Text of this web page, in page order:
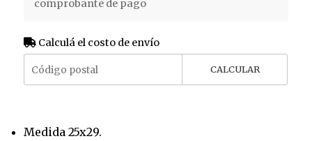
comprobante de pago
Calculá el costo de envío
CALCULAR
Medida 25x29.